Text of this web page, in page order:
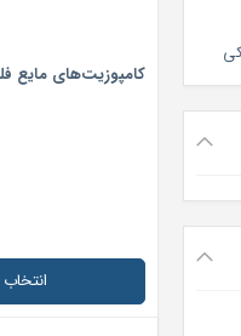
کامپوزیت‌های مایع